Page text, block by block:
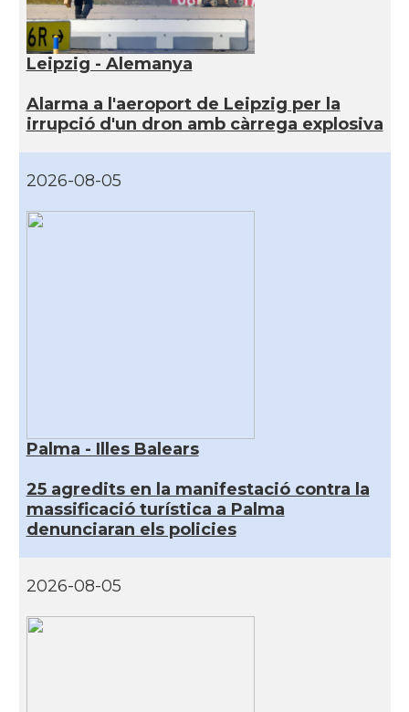
Leipzig - Alemanya
Alarma a l'aeroport de Leipzig per la
irrupció d'un dron amb càrrega explosiva
2026-08-05
Palma - Illes Balears
25 agredits en la manifestació contra la
massificació turística a Palma
denunciaran els policies
2026-08-05